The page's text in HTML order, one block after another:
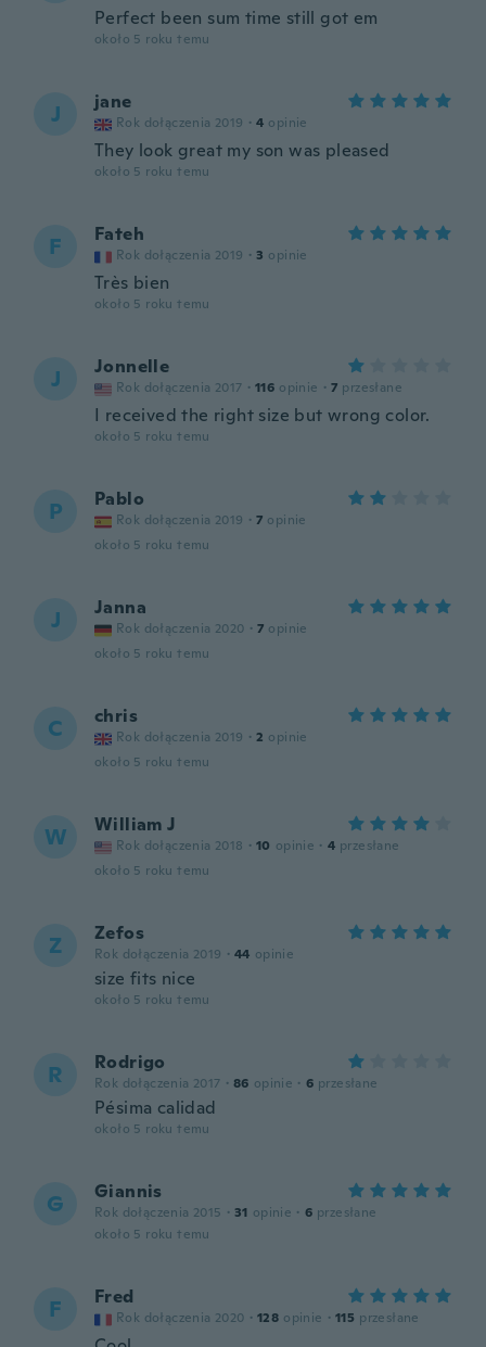
Perfect been sum time still got em
około 5 roku temu
J jane
Rok dołączenia 2019 · 4 opinie
They look great my son was pleased
około 5 roku temu
F Fateh
Rok dołączenia 2019 · 3 opinie
Très bien
około 5 roku temu
J Jonnelle
Rok dołączenia 2017 · 116 opinie · 7 przesłane
I received the right size but wrong color.
około 5 roku temu
P Pablo
Rok dołączenia 2019 · 7 opinie
około 5 roku temu
J Janna
Rok dołączenia 2020 · 7 opinie
około 5 roku temu
C chris
Rok dołączenia 2019 · 2 opinie
około 5 roku temu
W William J
Rok dołączenia 2018 · 10 opinie · 4 przesłane
około 5 roku temu
Z Zefos
Rok dołączenia 2019 · 44 opinie
size fits nice
około 5 roku temu
R Rodrigo
Rok dołączenia 2017 · 86 opinie · 6 przesłane
Pésima calidad
około 5 roku temu
G Giannis
Rok dołączenia 2015 · 31 opinie · 6 przesłane
około 5 roku temu
F Fred
Rok dołączenia 2020 · 128 opinie · 115 przesłane